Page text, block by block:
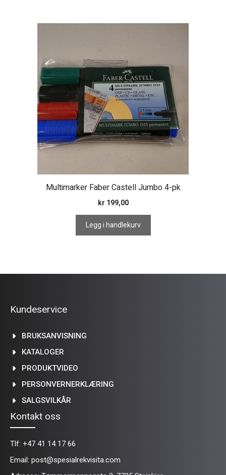
Multimarker Faber Castell Jumbo 4-pk
kr 199,00
Legg i handlekurv
Kundeservice
BRUKSANVISNING
KATALOGER
PRODUKTVIDEO
PERSONVERNERKLÆRING
SALGSVILKÅR
Kontakt oss
Tlf: +47 41 14 17 66
Email: post@spesialrekvisita.com